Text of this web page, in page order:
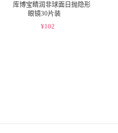
库博宝睛润非球面日抛隐形
眼镜30片装
¥102